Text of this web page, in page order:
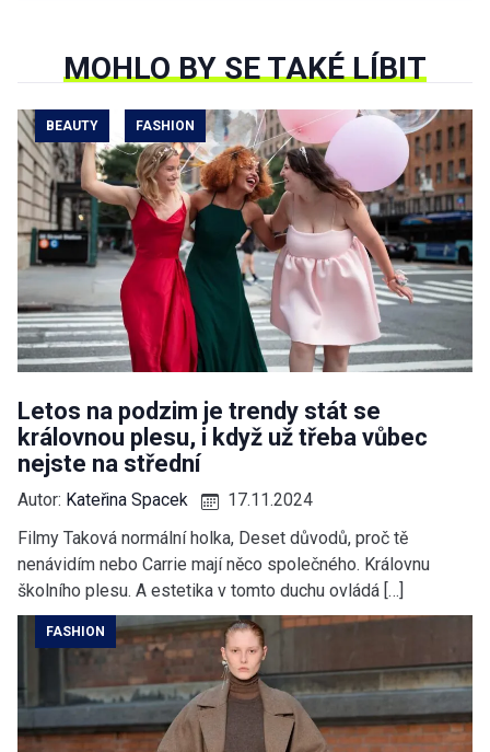
MOHLO BY SE TAKÉ LÍBIT
BEAUTY FASHION
Letos na podzim je trendy stát se
královnou plesu, i když už třeba vůbec
nejste na střední
Autor: Kateřina Spacek
17.11.2024
Filmy Taková normální holka, Deset důvodů, proč tě
nenávidím nebo Carrie mají něco společného. Královnu
školního plesu. A estetika v tomto duchu ovládá […]
FASHION